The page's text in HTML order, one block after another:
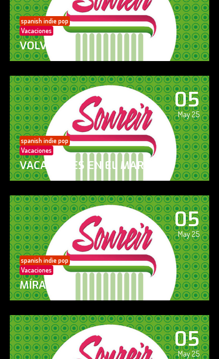
spanish indie pop
Vacaciones
VOLVERÁS
05
May 25
spanish indie pop
Vacaciones
VACACIONES EN EL MAR
05
May 25
spanish indie pop
Vacaciones
MÍRAME
05
May 25